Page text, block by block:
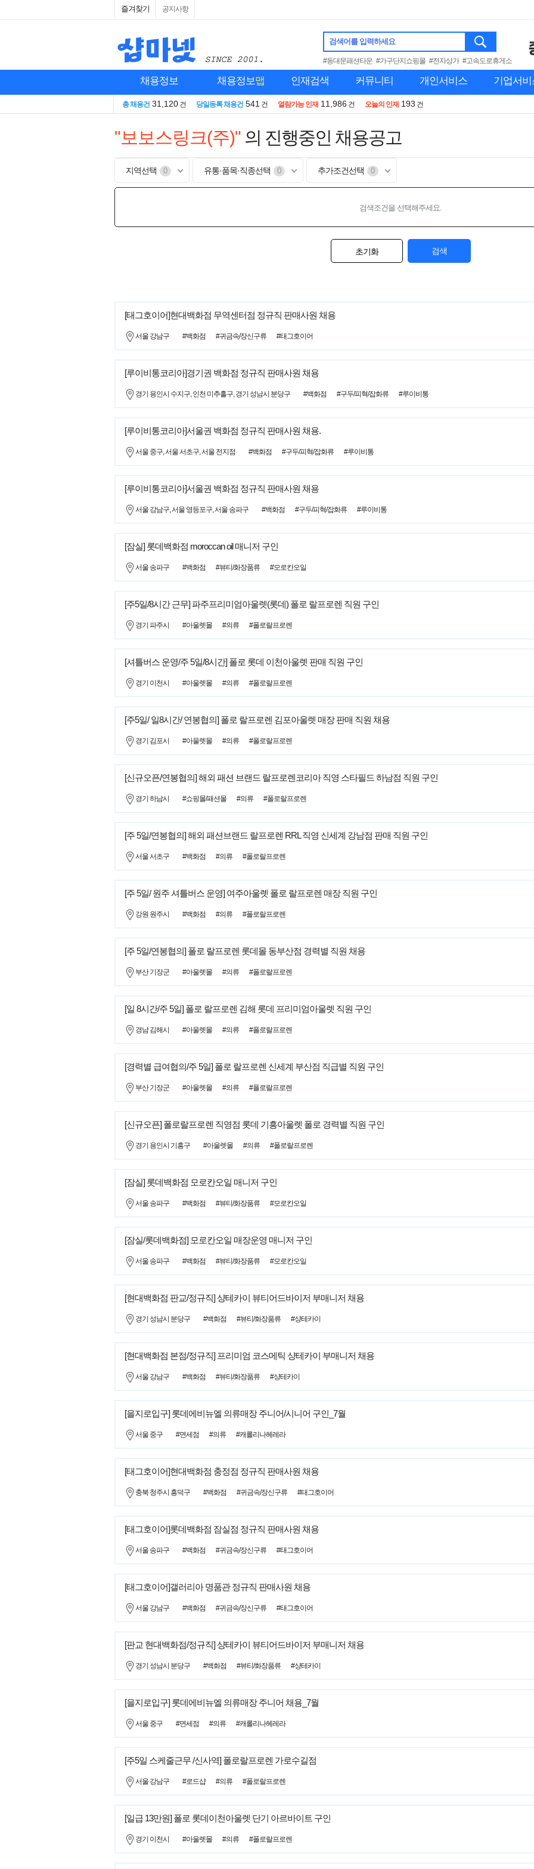
즐겨찾기 공지사항
검색어를 입력하세요
#동대문패션타운 #가구단지쇼핑몰 #전자상가 #고속도로휴게소
채용정보 채용정보맵 인재검색 커뮤니티 개인서비스 기업서비
총 채용건 31,120 건 당일등록 채용건 541 건 열람가능 인재 11,986 건 오늘의 인재 193 건
"보보스링크(주)" 의 진행중인 채용공고
지역선택 0 유통·품목·직종선택 0 추가조건선택 0
검색조건을 선택해주세요.
초기화 검색
[태그호이어]현대백화점 무역센터점 정규직 판매사원 채용
서울 강남구 #백화점 #귀금속/장신구류 #태그호이어
[루이비통코리아]경기권 백화점 정규직 판매사원 채용
경기 용인시 수지구, 인천 미추홀구, 경기 성남시 분당구 #백화점 #구두/피혁/잡화류 #루이비통
[루이비통코리아]서울권 백화점 정규직 판매사원 채용.
서울 중구, 서울 서초구, 서울 전지점 #백화점 #구두/피혁/잡화류 #루이비통
[루이비통코리아]서울권 백화점 정규직 판매사원 채용
서울 강남구, 서울 영등포구, 서울 송파구 #백화점 #구두/피혁/잡화류 #루이비통
[잠실] 롯데백화점 moroccan oil 매니저 구인
서울 송파구 #백화점 #뷰티/화장품류 #모로칸오일
[주5일/8시간 근무] 파주프리미엄아울렛(롯데) 폴로 랄프로렌 직원 구인
경기 파주시 #아울렛몰 #의류 #폴로랄프로렌
[셔틀버스 운영/주 5일/8시간] 폴로 롯데 이천아울렛 판매 직원 구인
경기 이천시 #아울렛몰 #의류 #폴로랄프로렌
[주5일/ 일8시간/ 연봉협의] 폴로 랄프로렌 김포아울렛 매장 판매 직원 채용
경기 김포시 #아울렛몰 #의류 #폴로랄프로렌
[신규오픈/연봉협의] 해외 패션 브랜드 랄프로렌코리아 직영 스타필드 하남점 직원 구인
경기 하남시 #쇼핑몰/패션몰 #의류 #폴로랄프로렌
[주 5일/연봉협의] 해외 패션브랜드 랄프로렌 RRL 직영 신세계 강남점 판매 직원 구인
서울 서초구 #백화점 #의류 #폴로랄프로렌
[주 5일/ 원주 셔틀버스 운영] 여주아울렛 폴로 랄프로렌 매장 직원 구인
강원 원주시 #백화점 #의류 #폴로랄프로렌
[주 5일/연봉협의] 폴로 랄프로렌 롯데몰 동부산점 경력별 직원 채용
부산 기장군 #아울렛몰 #의류 #폴로랄프로렌
[일 8시간/주 5일] 폴로 랄프로렌 김해 롯데 프리미엄아울렛 직원 구인
경남 김해시 #아울렛몰 #의류 #폴로랄프로렌
[경력별 급여협의/주 5일] 폴로 랄프로렌 신세계 부산점 직급별 직원 구인
부산 기장군 #아울렛몰 #의류 #폴로랄프로렌
[신규오픈] 폴로랄프로렌 직영점 롯데 기흥아울렛 폴로 경력별 직원 구인
경기 용인시 기흥구 #아울렛몰 #의류 #폴로랄프로렌
[잠실] 롯데백화점 모로칸오일 매니저 구인
서울 송파구 #백화점 #뷰티/화장품류 #모로칸오일
[잠실/롯데백화점] 모로칸오일 매장운영 매니저 구인
서울 송파구 #백화점 #뷰티/화장품류 #모로칸오일
[현대백화점 판교/정규직] 샹테카이 뷰티어드바이저 부매니저 채용
경기 성남시 분당구 #백화점 #뷰티/화장품류 #샹테카이
[현대백화점 본점/정규직] 프리미엄 코스메틱 샹테카이 부매니저 채용
서울 강남구 #백화점 #뷰티/화장품류 #샹테카이
[을지로입구] 롯데에비뉴엘 의류매장 주니어/시니어 구인_7월
서울 중구 #면세점 #의류 #캐롤리나헤레라
[태그호이어]현대백화점 충정점 정규직 판매사원 채용
충북 청주시 흥덕구 #백화점 #귀금속/장신구류 #태그호이어
[태그호이어]롯데백화점 잠실점 정규직 판매사원 채용
서울 송파구 #백화점 #귀금속/장신구류 #태그호이어
[태그호이어]갤러리아 명품관 정규직 판매사원 채용
서울 강남구 #백화점 #귀금속/장신구류 #태그호이어
[판교 현대백화점/정규직] 샹테카이 뷰티어드바이저 부매니저 채용
경기 성남시 분당구 #백화점 #뷰티/화장품류 #샹테카이
[을지로입구] 롯데에비뉴엘 의류매장 주니어 채용_7월
서울 중구 #면세점 #의류 #캐롤리나헤레라
[주5일 스케줄근무 /신사역] 폴로랄프로렌 가로수길점
서울 강남구 #로드샵 #의류 #폴로랄프로렌
[일급 13만원] 폴로 롯데이천아울렛 단기 아르바이트 구인
경기 이천시 #아울렛몰 #의류 #폴로랄프로렌